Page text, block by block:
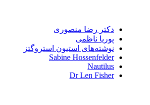
دکتر رضا منصوری
پوریا ناظمی
نوشته‌های استیون استروگتز
Sabine Hossenfelder
Nautilus
Dr Len Fisher